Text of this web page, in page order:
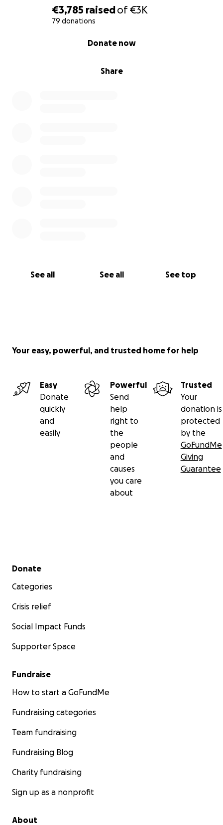
€3,785 raisedof€3K
79 donations
Share
Donate now
See all See all See top
Your easy, powerful, and trusted home for help
Easy
Donate
quickly
and
easily
Powerful
Send
help
right to
the
people
and
causes
you care
about
Trusted
Your
donation is
protected
by the
GoFundMe
Giving
Guarantee
Secondary menu
Donate
Categories
Crisis relief
Social Impact Funds
Supporter Space
Fundraise
How to start a GoFundMe
Fundraising categories
Team fundraising
Fundraising Blog
Charity fundraising
Sign up as a nonprofit
About